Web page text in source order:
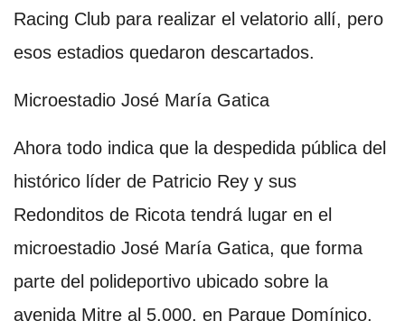
Racing Club para realizar el velatorio allí, pero
esos estadios quedaron descartados.
Microestadio José María Gatica
Ahora todo indica que la despedida pública del
histórico líder de Patricio Rey y sus
Redonditos de Ricota tendrá lugar en el
microestadio José María Gatica, que forma
parte del polideportivo ubicado sobre la
avenida Mitre al 5.000, en Parque Domínico.